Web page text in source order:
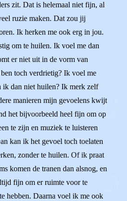
zit. Dat is helemaal niet fijn, al
ruzie maken. Dat zou jij
Ik herken me ook erg in jou.
om te huilen. Ik voel me dan
er niet uit in de vorm van
toch verdrietig? Ik voel me
ik dan niet huilen? Ik merk zelf
manieren mijn gevoelens kwijt
het bijvoorbeeld heel fijn om op
te zijn en muziek te luisteren
kan ik het gevoel toch toelaten
zonder te huilen. Of ik praat
komen de tranen dan alsnog, en
fijn om er ruimte voor te
hebben. Daarna voel ik me ook